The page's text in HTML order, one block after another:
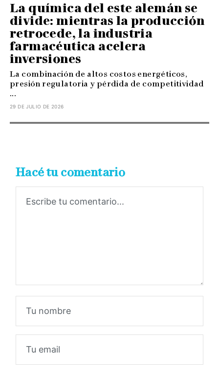
La química del este alemán se
divide: mientras la producción
retrocede, la industria
farmacéutica acelera
inversiones
La combinación de altos costos energéticos,
presión regulatoria y pérdida de competitividad
...
29 DE JULIO DE 2026
Hacé tu comentario